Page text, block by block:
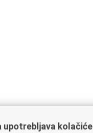
upotrebljava kolačiće